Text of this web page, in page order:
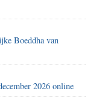
Boeddha van
2026 online